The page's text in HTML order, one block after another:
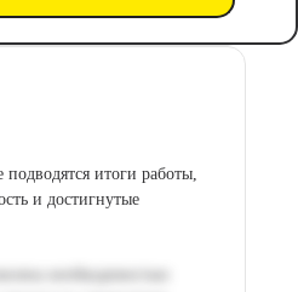
итоги работы,
и достигнутые